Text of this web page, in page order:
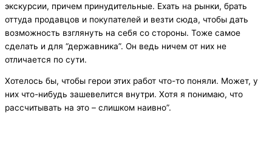
экскурсии, причем принудительные. Ехать на рынки, брать
оттуда продавцов и покупателей и везти сюда, чтобы дать
возможность взглянуть на себя со стороны. Тоже самое
сделать и для “державника”. Он ведь ничем от них не
отличается по сути.
Хотелось бы, чтобы герои этих работ что-то поняли. Может, у
них что-нибудь зашевелится внутри. Хотя я понимаю, что
рассчитывать на это – слишком наивно”.